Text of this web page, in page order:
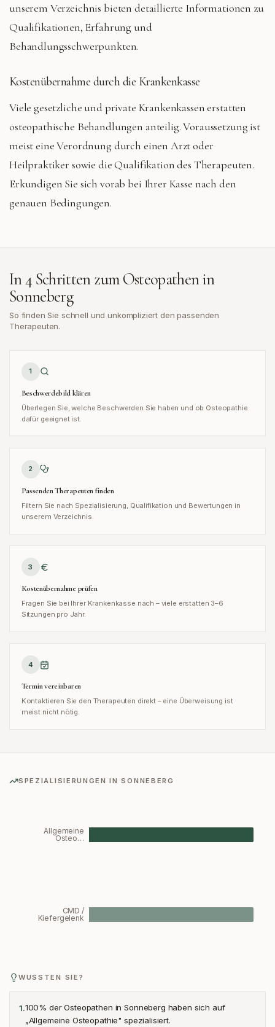
unserem Verzeichnis bieten detaillierte Informationen zu
Qualifikationen, Erfahrung und
Behandlungsschwerpunkten.
Kostenübernahme durch die Krankenkasse
Viele gesetzliche und private Krankenkassen erstatten
osteopathische Behandlungen anteilig. Voraussetzung ist
meist eine Verordnung durch einen Arzt oder
Heilpraktiker sowie die Qualifikation des Therapeuten.
Erkundigen Sie sich vorab bei Ihrer Kasse nach den
genauen Bedingungen.
In 4 Schritten zum Osteopathen in
Sonneberg
So finden Sie schnell und unkompliziert den passenden
Therapeuten.
1
Beschwerdebild klären
Überlegen Sie, welche Beschwerden Sie haben und ob Osteopathie
dafür geeignet ist.
2
Passenden Therapeuten finden
Filtern Sie nach Spezialisierung, Qualifikation und Bewertungen in
unserem Verzeichnis.
3
Kostenübernahme prüfen
Fragen Sie bei Ihrer Krankenkasse nach – viele erstatten 3–6
Sitzungen pro Jahr.
4
Termin vereinbaren
Kontaktieren Sie den Therapeuten direkt – eine Überweisung ist
meist nicht nötig.
SPEZIALISIERUNGEN INSONNEBERG
Allgemeine
Osteo…
CMD /
Kiefergelenk
WUSSTEN SIE?
1.100% der Osteopathen in Sonneberg haben sich auf
„Allgemeine Osteopathie" spezialisiert.